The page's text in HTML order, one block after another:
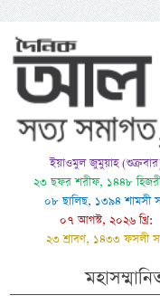
ইয়াওমুল জুমুয়াহ
২৩ ছফর শরীফ, ১৪৪৮
০৮ ছালিছ, ১৩৯৪ শামসী
০৭ আগস্ট, ২০২৬ খ্রি:
২৩ শ্রাবণ, ১৪৩৩ ফসলী